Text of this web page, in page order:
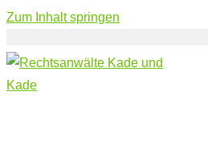
Zum Inhalt springen